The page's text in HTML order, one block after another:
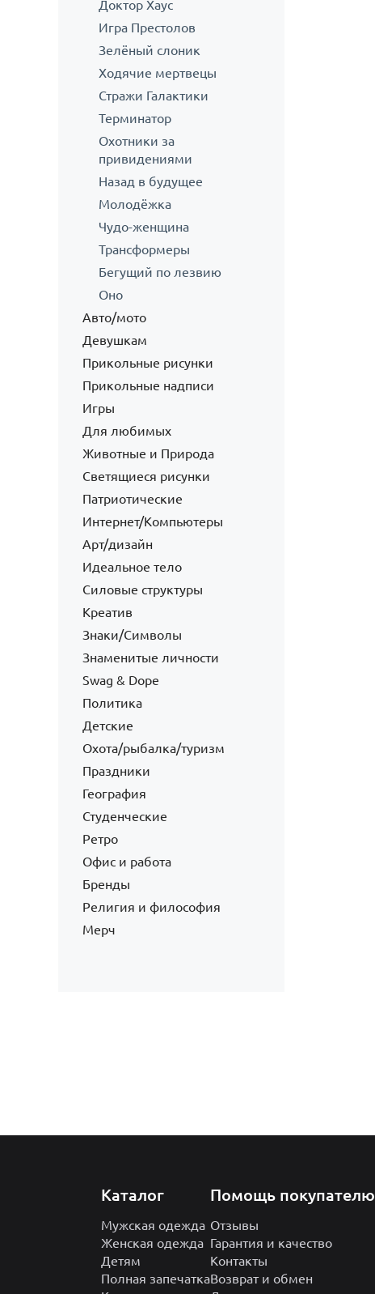
Доктор Хаус
Игра Престолов
Зелёный слоник
Ходячие мертвецы
Стражи Галактики
Терминатор
Охотники за
привидениями
Назад в будущее
Молодёжка
Чудо-женщина
Трансформеры
Бегущий по лезвию
Оно
Авто/мото
Девушкам
Прикольные рисунки
Прикольные надписи
Игры
Для любимых
Животные и Природа
Светящиеся рисунки
Патриотические
Интернет/Компьютеры
Арт/дизайн
Идеальное тело
Силовые структуры
Креатив
Знаки/Символы
Знаменитые личности
Swag & Dope
Политика
Детские
Охота/рыбалка/туризм
Праздники
География
Студенческие
Ретро
Офис и работа
Бренды
Религия и философия
Мерч
Каталог
Мужская одежда
Женская одежда
Детям
Полная запечатка
Помощь покупателю
Отзывы
Гарантия и качество
Контакты
Возврат и обмен